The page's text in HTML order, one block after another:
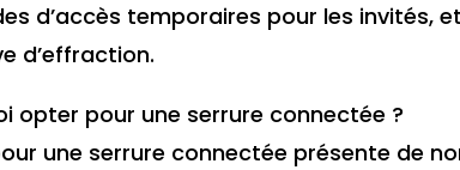
d’accès temporaires pour les invités,
d’effraction.
opter pour une serrure connectée ?
une serrure connectée présente de